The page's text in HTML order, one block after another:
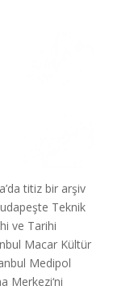
titiz bir arşiv
Teknik
ve Tarihi
Macar Kültür
Medipol
Merkezi‘ni